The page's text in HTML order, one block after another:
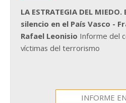
LA ESTRATEGIA DEL
silencio en el País Vasco -
Rafael Leonisio Informe del
víctimas del terrorismo
INFORME